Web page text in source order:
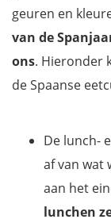
geuren en
van de
ons. Hieronder
de Spaanse
De lunch-
af van wat
aan het
lunchen